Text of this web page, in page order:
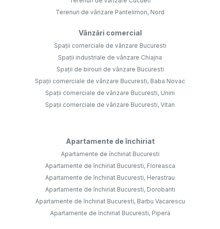
Terenuri de vânzare Pantelimon, Nord
Vânzări comercial
Spații comerciale de vânzare Bucuresti
Spații industriale de vânzare Chiajna
Spații de birouri de vânzare Bucuresti
Spații comerciale de vânzare Bucuresti, Baba Novac
Spații comerciale de vânzare Bucuresti, Unirii
Spații comerciale de vânzare Bucuresti, Vitan
Apartamente de închiriat
Apartamente de închiriat Bucuresti
Apartamente de închiriat Bucuresti, Floreasca
Apartamente de închiriat Bucuresti, Herastrau
Apartamente de închiriat Bucuresti, Dorobanti
Apartamente de închiriat Bucuresti, Barbu Vacarescu
Apartamente de închiriat Bucuresti, Pipera